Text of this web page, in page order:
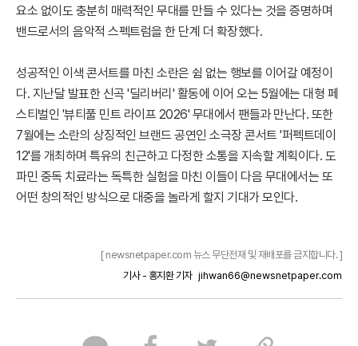
요소 없이도 충분히 매력적인 무대를 만들 수 있다는 것을 증명하며
밴드로서의 음악적 스펙트럼을 한 단계 더 확장했다.
성공적인 이색 콘서트를 마친 소란은 쉼 없는 행보를 이어갈 예정이
다. 지난달 발표한 신곡 '딜리버리' 활동에 이어 오는 5월에는 대형 페
스티벌인 '뷰티풀 민트 라이프 2026' 무대에서 팬들과 만난다. 또한
7월에는 소란의 상징적인 브랜드 공연인 소극장 콘서트 '퍼펙트데이
12'를 개최하며 특유의 친근하고 다정한 소통을 지속할 계획이다. 도
파민 중독 치료라는 독특한 실험을 마친 이들이 다음 무대에서는 또
어떤 창의적인 방식으로 대중을 놀라게 할지 기대가 모인다.
[ newsnetpaper.com 뉴스 무단전재 및 재배포를 금지합니다. ]
기사 - 홍지환 기자 jihwan66@newsnetpaper.com